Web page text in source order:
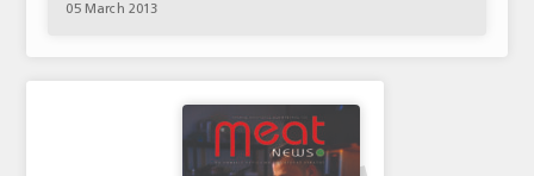
05 March 2013